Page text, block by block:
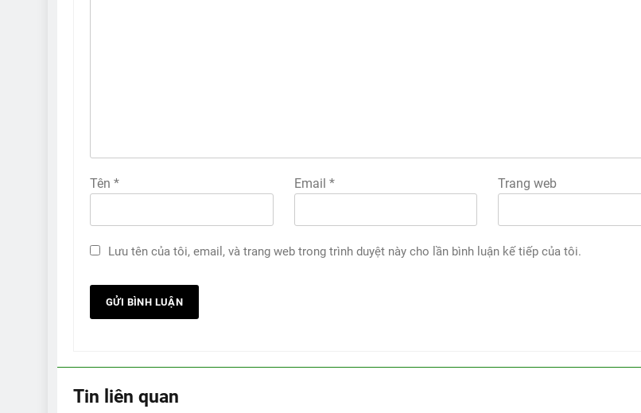
Tên * Email * Trang web
Lưu tên của tôi, email, và trang web trong trình duyệt này cho lần bình luận kế tiếp của tôi.
Tin liên quan